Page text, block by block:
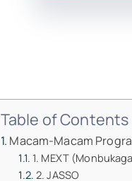
Table of Contents
Macam-Macam
1. MEXT
2. JASSO